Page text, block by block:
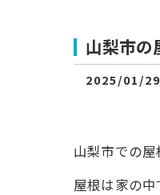
山梨市の
2025/01/29
山梨市での
屋根は家の中